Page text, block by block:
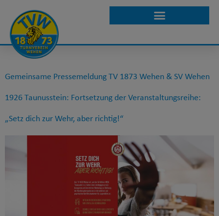
SCHLAGWORT:
Gemeinsame Pressemeldung TV 1873 Wehen & SV Wehen
1926 Taunusstein: Fortsetzung der Veranstaltungsreihe:
„Setz dich zur Wehr, aber richtig!“